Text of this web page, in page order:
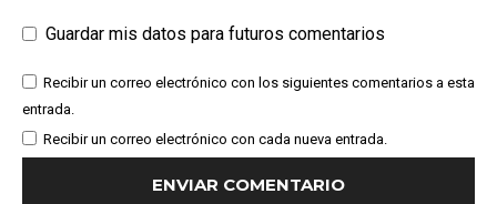
Guardar mis datos para futuros comentarios
Recibir un correo electrónico con los siguientes comentarios a esta
entrada.
Recibir un correo electrónico con cada nueva entrada.